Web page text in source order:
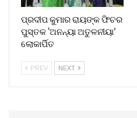
ପ୍ରଦୀପ କୁମାର ରାୟଙ୍କ ଫିଚର
ପୁସ୍ତକ ‘ଅନନ୍ୟା ଅତୁଳନୀୟା’
ଲୋକାର୍ପିତ
PREV NEXT